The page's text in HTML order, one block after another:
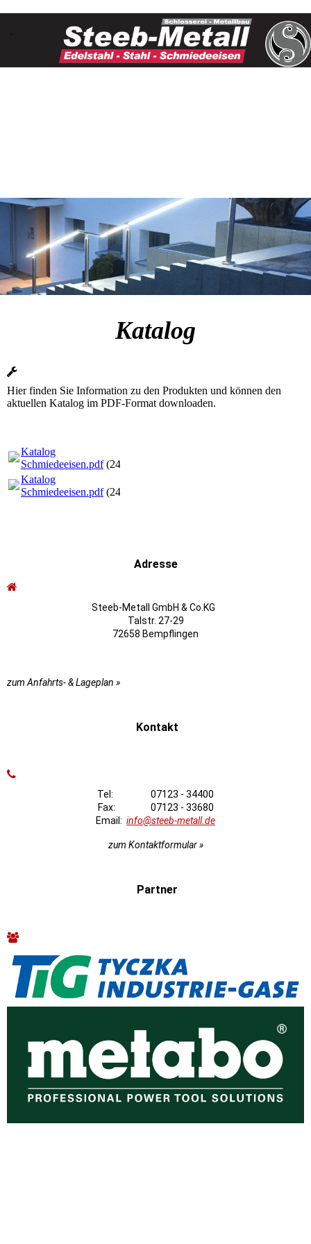
Katalog
Hier finden Sie Information zu den Produkten und können den
aktuellen Katalog im PDF-Format downloaden.
Katalog
Schmiedeeisen.pdf(24.46MB)
Katalog
Schmiedeeisen.pdf(24.46MB)
Adresse
Steeb-Metall GmbH & Co.KG
Talstr. 27-29
72658 Bempflingen
zum Anfahrts- & Lageplan »
Kontakt
Tel: 07123 - 34400
Fax: 07123 - 33680
Email: info@steeb-metall.de
zum Kontaktformular »
Partner